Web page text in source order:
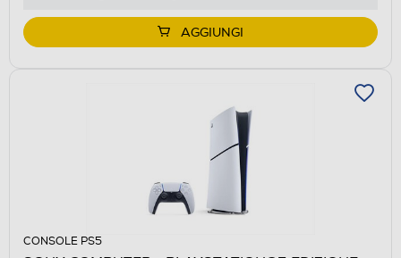
AGGIUNGI
CONSOLE PS5